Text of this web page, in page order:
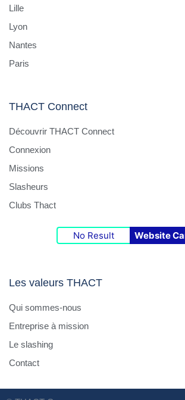
Lille
Lyon
Nantes
Paris
THACT Connect
Découvrir THACT Connect
Connexion
Missions
Slasheurs
Clubs Thact
No Result Website
Les valeurs THACT
Qui sommes-nous
Entreprise à mission
Le slashing
Contact